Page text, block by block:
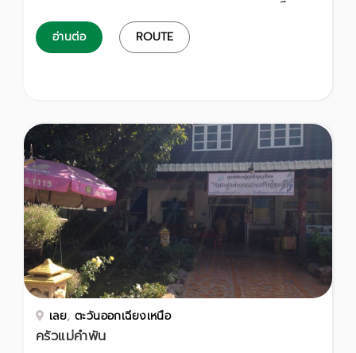
อ่านต่อ ROUTE
เลย, ตะวันออกเฉียงเหนือ
ครัวแม่คำพัน